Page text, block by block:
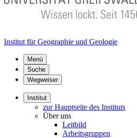
Institut für Geographie und Geologie
Menü
Suche
Wegweiser
Institut
zur Hauptseite des Instituts
Über uns
Leitbild
Arbeitsgruppen